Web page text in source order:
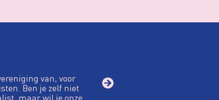
van, voor
Ben je zelf niet
maar wil je onze